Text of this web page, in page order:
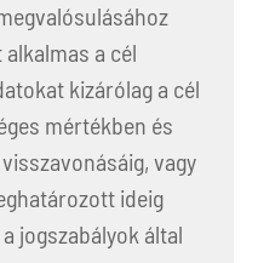
a cél
kizárólag a cél
mértékben és
vagy
ideig
jogszabályok által